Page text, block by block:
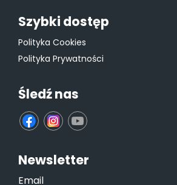
Szybki dostęp
Polityka Cookies
Polityka Prywatności
Śledź nas
fb ins yt
Newsletter
Email